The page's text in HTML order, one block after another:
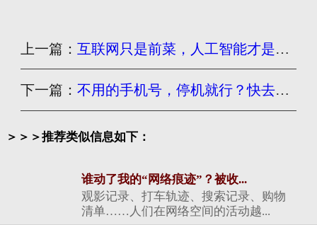
上一篇：互联网只是前菜，人工智能才是主菜
下一篇：不用的手机号，停机就行？快去注销吧，后果很严重！
＞＞＞推荐类似信息如下：
谁动了我的“网络痕迹”？被收...
观影记录、打车轨迹、搜索记录、购物
清单……人们在网络空间的活动越...